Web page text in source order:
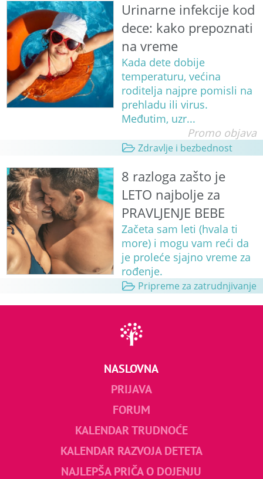
Urinarne infekcije kod
dece: kako prepoznati
na vreme
Kada dete dobije
temperaturu, većina
roditelja najpre pomisli na
prehladu ili virus.
Međutim, uzr...
Promo objava
Zdravlje i bezbednost
8 razloga zašto je
LETO najbolje za
PRAVLJENJE BEBE
Začeta sam leti (hvala ti
more) i mogu vam reći da
je proleće sjajno vreme za
rođenje.
Pripreme za zatrudnjivanje
NASLOVNA
PRIJAVA
FORUM
KALENDAR TRUDNOĆE
KALENDAR RAZVOJA DETETA
NAJLEPŠA PRIČA O DOJENJU